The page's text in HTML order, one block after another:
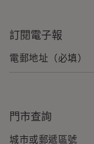
訂閱電子報
門市查詢